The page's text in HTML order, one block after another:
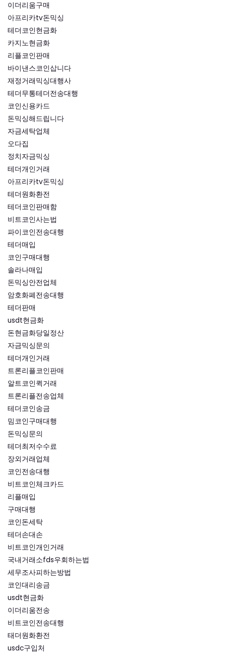
이더리움구매
아프리카tv돈믹싱
테더코인현금화
카지노현금화
리플코인판매
바이낸스코인삽니다
재정거래믹싱대행사
테더무통테더전송대행
코인신용카드
돈믹싱해드립니다
자금세탁업체
오다집
정치자금믹싱
테더개인거래
아프리카tv돈믹싱
테더원화환전
테더코인판매함
비트코인사는법
파이코인전송대행
테더매입
코인구매대행
솔라나매입
돈믹싱안전업체
암호화폐전송대행
테더판매
usdt현금화
돈현금화당일정산
자금믹싱문의
테더개인거래
트론리플코인판매
알트코인퀵거래
트론리플전송업체
테더코인송금
밈코인구매대행
돈믹싱문의
테더최저수수료
장외거래업체
코인전송대행
비트코인체크카드
리플매입
구매대행
코인돈세탁
테더손대손
비트코인개인거래
국내거래소fds우회하는법
세무조사피하는방법
코인대리송금
usdt현금화
이더리움전송
비트코인전송대행
태더원화환전
usdc구입처